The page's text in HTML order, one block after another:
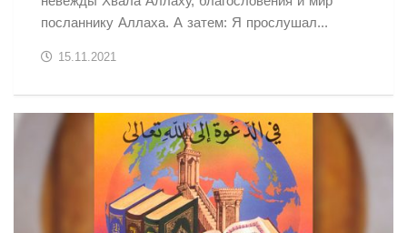
посланнику Аллаха. А затем: Я прослушал...
15.11.2021